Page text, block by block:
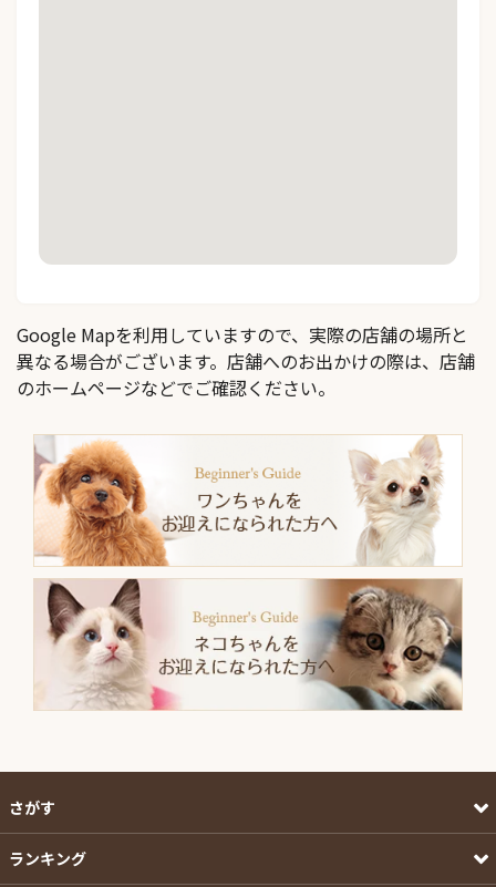
Google Mapを利用していますので、実際の店舗の場所と
異なる場合がございます。店舗へのお出かけの際は、店舗
のホームページなどでご確認ください。
さがす
ランキング